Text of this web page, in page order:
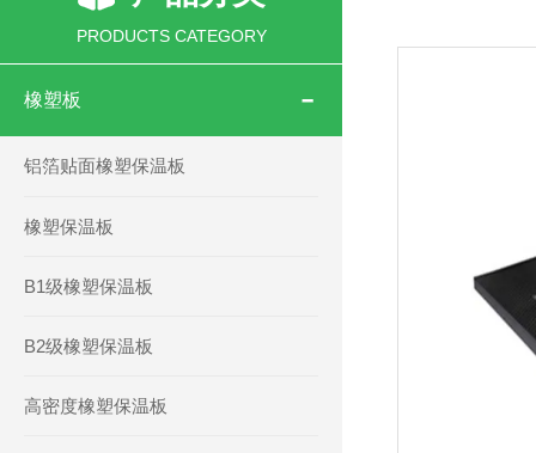
PRODUCTS CATEGORY
橡塑板
铝箔贴面橡塑保温板
橡塑保温板
B1级橡塑保温板
B2级橡塑保温板
高密度橡塑保温板